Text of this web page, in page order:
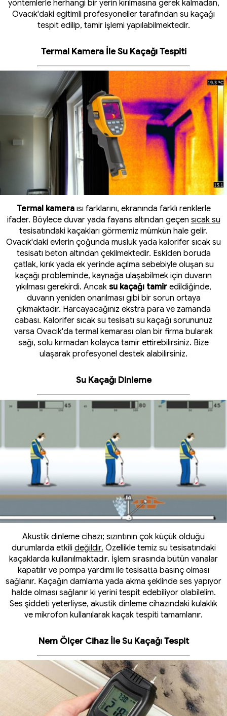
yöntemlerle herhangi bir yerin kırılmasına gerek kalmadan,
Ovacık'daki egitimli profesyoneller tarafından su kaçağı
tespit edilip, tamir işlemi yapılabilmektedir.
Termal Kamera İle Su Kaçağı Tespiti
Termal kameraısı farklarını, ekranında farklı renklerle
ifader. Böylece duvar yada fayans altından geçen sıcak su
tesisatındaki kaçakları görmemiz mümkün hale gelir.
Ovacık'daki evlerin çoğunda musluk yada kalorifer sıcak su
tesisatı beton altından çekilmektedir. Eskiden boruda
çatlak, kırık yada ek yerinde açılma sebebiyle oluşan su
kaçağı probleminde, kaynağa ulaşabilmek için duvarın
yıkılması gerekirdi. Ancak su kaçağı tamir edildiğinde,
duvarın yeniden onarılması gibi bir sorun ortaya
çıkmaktadır. Harcayacağınız ekstra para ve zamanda
cabası. Kalorifer sıcak su tesisatı su kaçağı sorununuz
varsa Ovacık'da termal kemarası olan bir firma bularak
sağı, solu kırmadan kolayca tamir ettirebilirsiniz. Bize
ulaşarak profesyonel destek alabilirsiniz.
Su Kaçağı Dinleme
Akustik dinleme cihazı; sızıntının çok küçük olduğu
durumlarda etkili değildir. Özellikle temiz su tesisatındaki
kaçaklarda kullanılmaktadır. İşlem sırasında bütün vanalar
kapatılır ve pompa yardımı ile tesisatta basınç olması
sağlanır. Kaçağın damlama yada akma şeklinde ses yapıyor
halde olması sağlanır ki yerini tespit edebiliyor olabilelim.
Ses şiddeti yeterliyse, akustik dinleme cihazındaki kulaklık
ve mikrofon kullanılarak kaçak tespiti tamamlanır.
Nem Ölçer Cihaz İle Su Kaçağı Tespit